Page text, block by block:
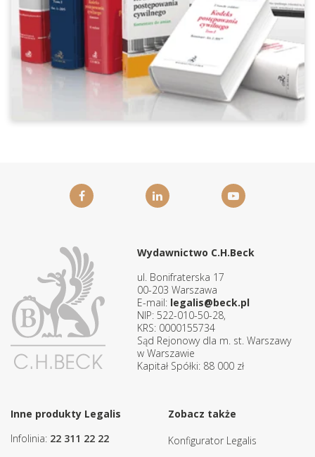
Wydawnictwo C.H.Beck
ul. Bonifraterska 17
00-203 Warszawa
E-mail: legalis@beck.pl
NIP: 522-010-50-28,
KRS: 0000155734
Sąd Rejonowy dla m. st. Warszawy
w Warszawie
Kapitał Spółki: 88 000 zł
Inne produkty Legalis
Infolinia: 22 311 22 22
Zobacz także
Konfigurator Legalis